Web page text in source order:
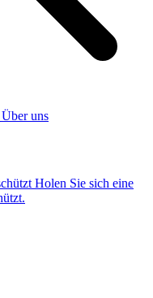
Über uns
Holen Sie sich eine